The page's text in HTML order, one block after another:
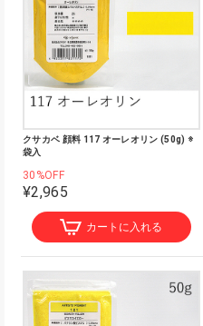
クサカベ 顔料 117 オーレオリン (50g) ※
袋入
30%OFF
¥2,965
カートに入れる